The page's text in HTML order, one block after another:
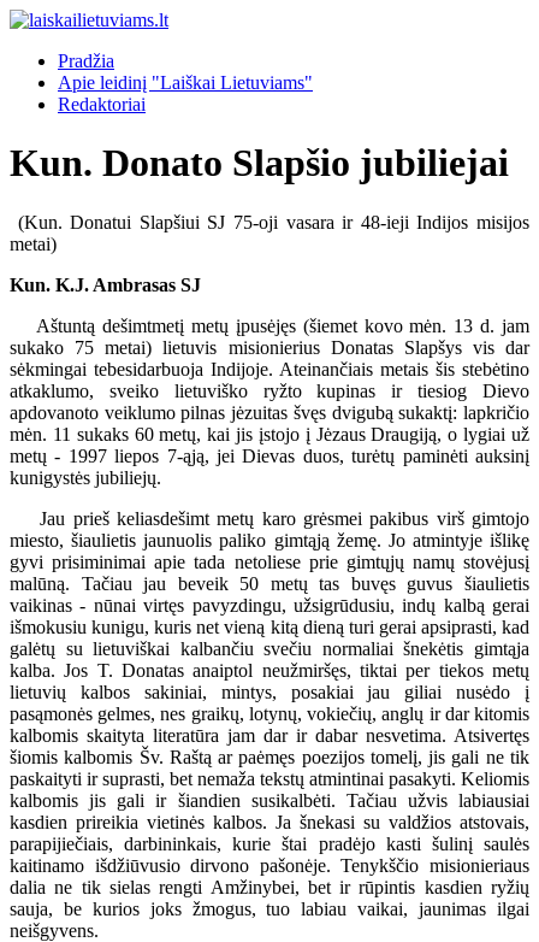
Pradžia
Apie leidinį "Laiškai Lietuviams"
Redaktoriai
Kun. Donato Slapšio jubiliejai
(Kun. Donatui Slapšiui SJ 75-oji vasara ir 48-ieji Indijos misijos
metai)
Kun. K.J. Ambrasas SJ
Aštuntą dešimtmetį metų įpusėjęs (šiemet kovo mėn. 13 d. jam
sukako 75 metai) lietuvis misionierius Donatas Slapšys vis dar
sėkmingai tebesidarbuoja Indijoje. Ateinančiais metais šis stebėtino
atkaklumo, sveiko lietuviško ryžto kupinas ir tiesiog Dievo
apdovanoto veiklumo pilnas jėzuitas švęs dvigubą sukaktį: lapkričio
mėn. 11 sukaks 60 metų, kai jis įstojo į Jėzaus Draugiją, o lygiai už
metų - 1997 liepos 7-ąją, jei Dievas duos, turėtų paminėti auksinį
kunigystės jubiliejų.
Jau prieš keliasdešimt metų karo grėsmei pakibus virš gimtojo
miesto, šiaulietis jaunuolis paliko gimtąją žemę. Jo atmintyje išlikę
gyvi prisiminimai apie tada netoliese prie gimtųjų namų stovėjusį
malūną. Tačiau jau beveik 50 metų tas buvęs guvus šiaulietis
vaikinas - nūnai virtęs pavyzdingu, užsigrūdusiu, indų kalbą gerai
išmokusiu kunigu, kuris net vieną kitą dieną turi gerai apsiprasti, kad
galėtų su lietuviškai kalbančiu svečiu normaliai šnekėtis gimtąja
kalba. Jos T. Donatas anaiptol neužmiršęs, tiktai per tiekos metų
lietuvių kalbos sakiniai, mintys, posakiai jau giliai nusėdo į
pasąmonės gelmes, nes graikų, lotynų, vokiečių, anglų ir dar kitomis
kalbomis skaityta literatūra jam dar ir dabar nesvetima. Atsivertęs
šiomis kalbomis Šv. Raštą ar paėmęs poezijos tomelį, jis gali ne tik
paskaityti ir suprasti, bet nemaža tekstų atmintinai pasakyti. Keliomis
kalbomis jis gali ir šiandien susikalbėti. Tačiau užvis labiausiai
kasdien prireikia vietinės kalbos. Ja šnekasi su valdžios atstovais,
parapijiečiais, darbininkais, kurie štai pradėjo kasti šulinį saulės
kaitinamo išdžiūvusio dirvono pašonėje. Tenykščio misionieriaus
dalia ne tik sielas rengti Amžinybei, bet ir rūpintis kasdien ryžių
sauja, be kurios joks žmogus, tuo labiau vaikai, jaunimas ilgai
neišgyvens.